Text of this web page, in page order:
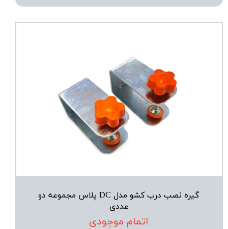
گیره نصب درب کشو مدل DC پلاس مجموعه دو
عددی
اتمام موجودی